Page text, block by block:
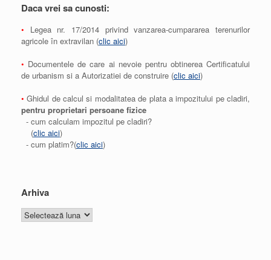
Daca vrei sa cunosti:
• Legea nr. 17/2014 privind vanzarea-cumpararea terenurilor
agricole în extravilan (clic aici)
• Documentele de care ai nevoie pentru obtinerea Certificatului
de urbanism si a Autorizatiei de construire (clic aici)
• Ghidul de calcul si modalitatea de plata a impozitului pe cladiri,
pentru proprietari persoane fizice
- cum calculam impozitul pe cladiri?
(clic aici)
- cum platim?(clic aici)
Arhiva